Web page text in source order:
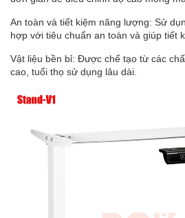
An toàn và tiết kiệm năng lượng: Sử
hợp với tiêu chuẩn an toàn và giúp tiết
Vật liệu bền bỉ: Được chế tạo từ các
cao, tuổi thọ sử dụng lâu dài.